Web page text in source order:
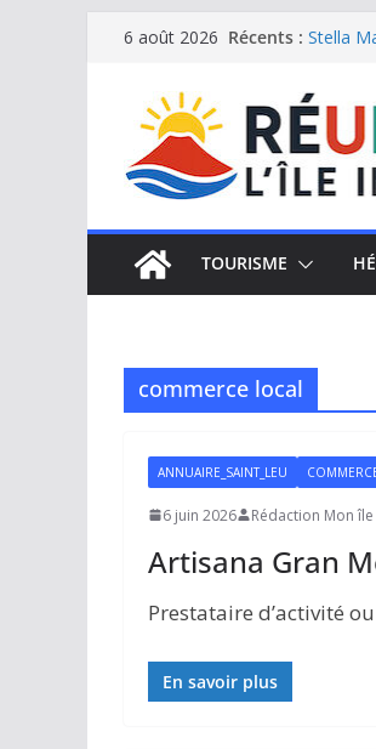
Passer
contenu
6 août 2026 Récents : Stella
Le
Le
TOURISME
commerce local
ANNUAIRE_SAINT_LEU
6 juin 2026 Rédaction Mon
Artisana Gran
Prestataire d’activité
En savoir plus